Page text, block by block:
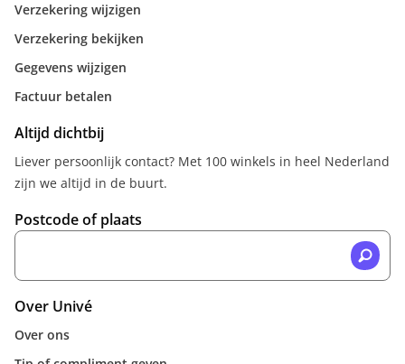
Verzekering wijzigen
Verzekering bekijken
Gegevens wijzigen
Factuur betalen
Altijd dichtbij
Liever persoonlijk contact? Met 100 winkels in heel Nederland
zijn we altijd in de buurt.
Postcode of plaats
Over Univé
Over ons